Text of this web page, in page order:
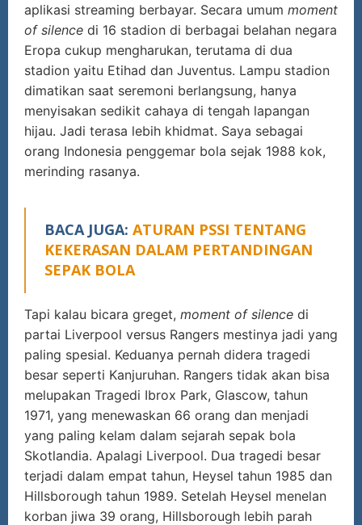
aplikasi streaming berbayar. Secara umum moment
of silence di 16 stadion di berbagai belahan negara
Eropa cukup mengharukan, terutama di dua
stadion yaitu Etihad dan Juventus. Lampu stadion
dimatikan saat seremoni berlangsung, hanya
menyisakan sedikit cahaya di tengah lapangan
hijau. Jadi terasa lebih khidmat. Saya sebagai
orang Indonesia penggemar bola sejak 1988 kok,
merinding rasanya.
BACA JUGA: ATURAN PSSI TENTANG
KEKERASAN DALAM PERTANDINGAN
SEPAK BOLA
Tapi kalau bicara greget, moment of silence di
partai Liverpool versus Rangers mestinya jadi yang
paling spesial. Keduanya pernah didera tragedi
besar seperti Kanjuruhan. Rangers tidak akan bisa
melupakan Tragedi Ibrox Park, Glascow, tahun
1971, yang menewaskan 66 orang dan menjadi
yang paling kelam dalam sejarah sepak bola
Skotlandia. Apalagi Liverpool. Dua tragedi besar
terjadi dalam empat tahun, Heysel tahun 1985 dan
Hillsborough tahun 1989. Setelah Heysel menelan
korban jiwa 39 orang, Hillsborough lebih parah